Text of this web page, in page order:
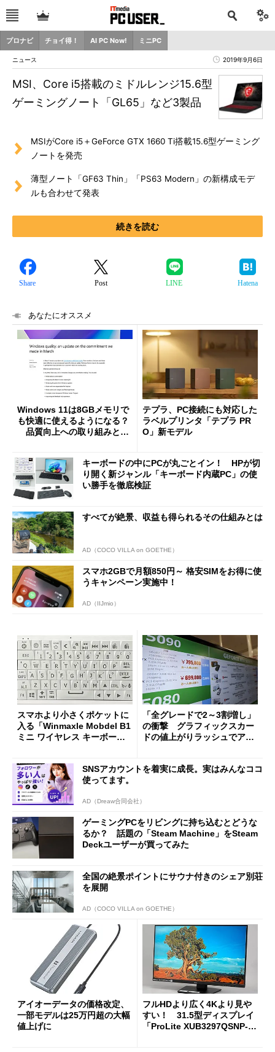
プロナビ チョイ得！ AI PC Now! ミニPC
ニュース 2019年9月6日
MSI、Core i5搭載のミドルレンジ15.6型
ゲーミングノート「GL65」など3製品
MSIがCore i5＋GeForce GTX 1660 Ti搭載15.6型ゲーミング
ノートを発売
薄型ノート「GF63 Thin」「PS63 Modern」の新構成モデ
ルも合わせて発表
続きを読む
Share Post LINE Hatena
あなたにオススメ
Windows 11は8GBメモリで
も快適に使えるようになる？
品質向上への取り組みと
テプラ、PC接続にも対応した
ラベルプリンタ「テプラ PR
O」新モデル
キーボードの中にPCが丸ごとイン！ HPが切
り開く新ジャンル「キーボード内蔵PC」の使
い勝手を徹底検証
すべてが絶景、収益も得られるその仕組みとは
AD（COCO VILLA on GOETHE）
スマホ2GBで月額850円～ 格安SIMをお得に使
うキャンペーン実施中！
AD（IIJmio）
スマホより小さくポケットに
入る「Winmaxle Mobdel B1
ミニ ワイヤレス キーボー
「全グレードで2～3割増し」
の衝撃 グラフィックスカー
ドの値上がりラッシュでアキ
SNSアカウントを着実に成長。実はみんなココ
使ってます。
AD（Dreaw合同会社）
ゲーミングPCをリビングに持ち込むとどうな
るか？ 話題の「Steam Machine」をSteam
Deckユーザーが買ってみた
全国の絶景ポイントにサウナ付きのシェア別荘
を展開
AD（COCO VILLA on GOETHE）
アイオーデータの価格改定、
一部モデルは25万円超の大幅
値上げに
フルHDより広く4Kより見や
すい！ 31.5型ディスプレイ
「ProLite XUB3297QSNP-B